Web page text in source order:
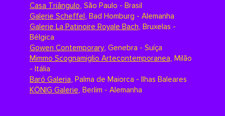
Casa Triângulo, São Paulo - Brasil
Galerie Scheffel, Bad Homburg - Alemanha
Galerie La Patinoire Royale Bach, Bruxelas -
Bélgica
Gowen Contemporary, Genebra - Suíça
Mimmo Scognamiglio Artecontemporanea, Milão
- Itália
Baró Galeria, Palma de Maiorca - Ilhas Baleares
KÖNIG Galerie, Berlim - Alemanha